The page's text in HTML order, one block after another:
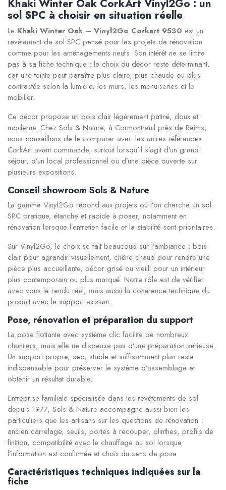
Khaki Winter Oak CorkArt Vinyl2Go : un
sol SPC à choisir en situation réelle
Le Khaki Winter Oak – Vinyl2Go Corkart 9530 est un
revêtement de sol SPC pensé pour les projets de rénovation
comme pour les aménagements neufs. Son intérêt ne se limite
pas à sa fiche technique : le choix du décor reste déterminant,
car une teinte peut paraître plus claire, plus chaude ou plus
contrastée selon la lumière, les murs, les menuiseries et le
mobilier.
Ce décor propose un bois clair légèrement patiné, doux et
moderne. Chez Sols & Nature, à Cormontreuil près de Reims,
nous conseillons de le comparer avec les autres références
CorkArt avant commande, surtout lorsqu’il s’agit d’un grand
séjour, d’un local professionnel ou d’une pièce ouverte sur
plusieurs expositions.
Conseil showroom Sols & Nature
La gamme Vinyl2Go répond aux projets où l’on cherche un sol
SPC pratique, étanche et rapide à poser, notamment en
rénovation lorsque l’entretien facile et la stabilité sont prioritaires.
Sur Vinyl2Go, le choix se fait beaucoup sur l’ambiance : bois
clair pour agrandir visuellement, chêne chaud pour rendre une
pièce plus accueillante, décor grisé ou vieilli pour un intérieur
plus contemporain ou plus marqué. Notre rôle est de vérifier
avec vous le rendu réel, mais aussi la cohérence technique du
produit avec le support existant.
Pose, rénovation et préparation du support
La pose flottante avec système clic facilite de nombreux
chantiers, mais elle ne dispense pas d’une préparation sérieuse.
Un support propre, sec, stable et suffisamment plan reste
indispensable pour préserver le système d’assemblage et
obtenir un résultat durable.
Entreprise familiale spécialisée dans les revêtements de sol
depuis 1977, Sols & Nature accompagne aussi bien les
particuliers que les artisans sur les questions de rénovation :
ancien carrelage, seuils, portes à recouper, plinthes, profils de
finition, compatibilité avec le chauffage au sol lorsque
l’information est confirmée et choix du sens de pose.
Caractéristiques techniques indiquées sur la
fiche